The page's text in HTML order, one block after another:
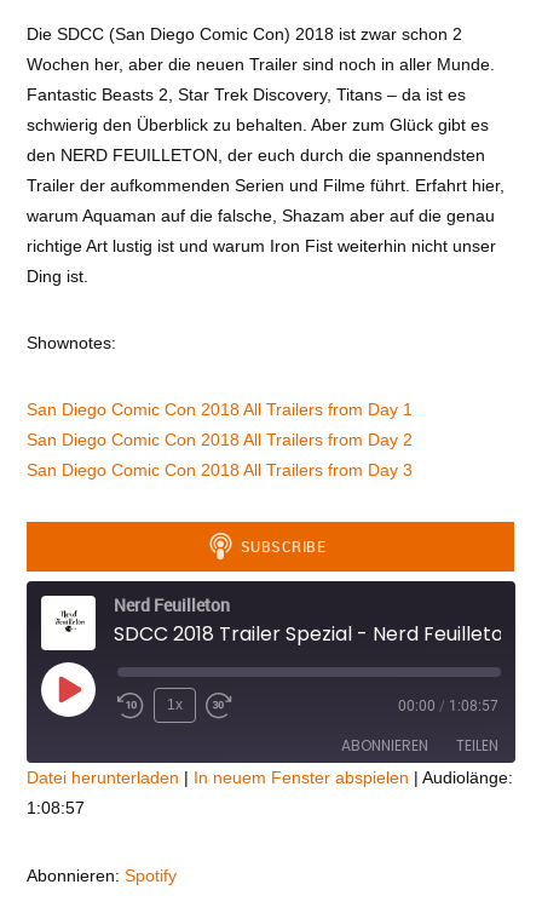
Die SDCC (San Diego Comic Con) 2018 ist zwar schon 2
Wochen her, aber die neuen Trailer sind noch in aller Munde.
Fantastic Beasts 2, Star Trek Discovery, Titans – da ist es
schwierig den Überblick zu behalten. Aber zum Glück gibt es
den NERD FEUILLETON, der euch durch die spannendsten
Trailer der aufkommenden Serien und Filme führt. Erfahrt hier,
warum Aquaman auf die falsche, Shazam aber auf die genau
richtige Art lustig ist und warum Iron Fist weiterhin nicht unser
Ding ist.
Shownotes:
San Diego Comic Con 2018 All Trailers from Day 1
San Diego Comic Con 2018 All Trailers from Day 2
San Diego Comic Con 2018 All Trailers from Day 3
Nerd Feuilleton
Play
1x 00:00 / 1:08:57
ABONNIEREN TEILEN
Spotify
TEILEN
Datei herunterladen | In neuem Fenster abspielen |Audiolänge:
1:08:57
Abonnieren:Spotify